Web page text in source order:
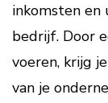
inkomsten en
bedrijf. Door
voeren, krijg
van je